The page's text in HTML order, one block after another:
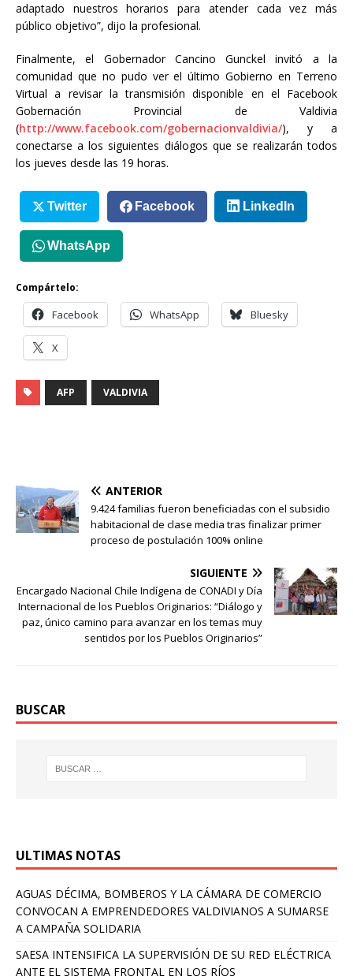
adaptado nuestros horarios para atender cada vez más
público objetivo”, dijo la profesional.
Finalmente, el Gobernador Cancino Gunckel invitó a la
comunidad que no pudo ver el último Gobierno en Terreno
Virtual a revisar la transmisión disponible en el Facebook
Gobernación Provincial de Valdivia
(http://www.facebook.com/gobernacionvaldivia/), y a
conectarse a los siguientes diálogos que se realizarán todos
los jueves desde las 19 horas.
Twitter Facebook LinkedIn
WhatsApp
Compártelo:
Facebook WhatsApp Bluesky
X
AFP VALDIVIA
ANTERIOR
9.424 familias fueron beneficiadas con el subsidio
habitacional de clase media tras finalizar primer
proceso de postulación 100% online
SIGUIENTE
Encargado Nacional Chile Indígena de CONADI y Día
Internacional de los Pueblos Originarios: “Diálogo y
paz, único camino para avanzar en los temas muy
sentidos por los Pueblos Originarios”
BUSCAR
ULTIMAS NOTAS
AGUAS DÉCIMA, BOMBEROS Y LA CÁMARA DE COMERCIO
CONVOCAN A EMPRENDEDORES VALDIVIANOS A SUMARSE
A CAMPAÑA SOLIDARIA
SAESA INTENSIFICA LA SUPERVISIÓN DE SU RED ELÉCTRICA
ANTE EL SISTEMA FRONTAL EN LOS RÍOS